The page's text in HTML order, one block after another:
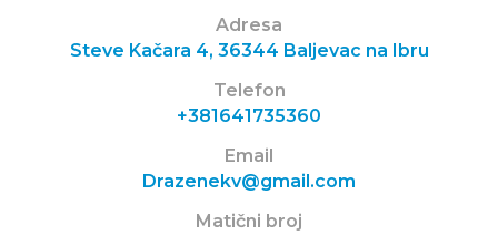
Adresa
Steve Kačara 4, 36344 Baljevac na Ibru
Telefon
+381641735360
Email
Drazenekv@gmail.com
Matični broj